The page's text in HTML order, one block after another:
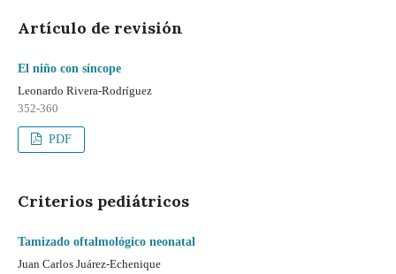
Artículo de revisión
El niño con síncope
Leonardo Rivera-Rodríguez
352-360
PDF
Criterios pediátricos
Tamizado oftalmológico neonatal
Juan Carlos Juárez-Echenique